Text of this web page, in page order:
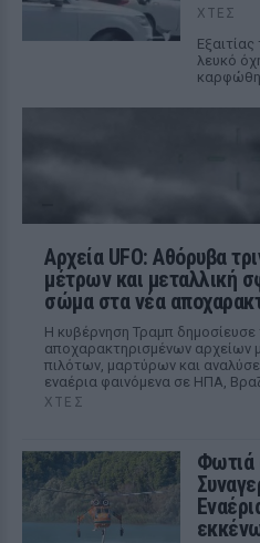
ΧΤΕΣ
λευκό
Αρχεία UFO: Αθόρυβα
μέτρων και μεταλλική
σώμα στα νέα
Η κυβέρνηση Τραμπ δημοσίευσε
αποχαρακτηρισμένων αρχείων
πιλότων, μαρτύρων και
εναέρια φαινόμενα σε ΗΠΑ,
ΧΤΕΣ
Φωτιά